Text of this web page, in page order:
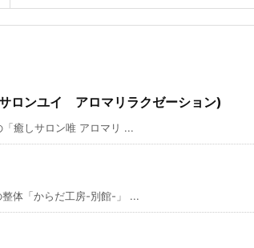
ロンユイ アロマリラクゼーション)
癒しサロン唯 アロマリ ...
体「からだ工房-別館-」 ...